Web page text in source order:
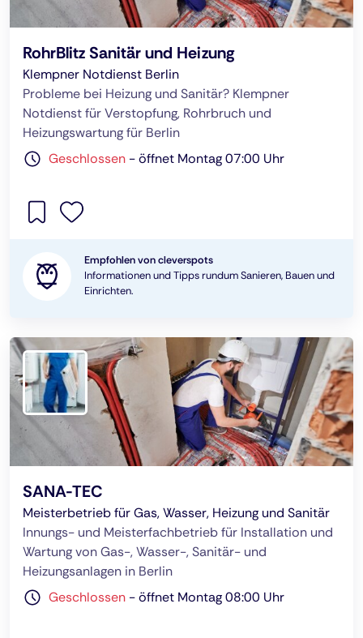
RohrBlitz Sanitär und Heizung
Klempner Notdienst Berlin
Probleme bei Heizung und Sanitär? Klempner
Notdienst für Verstopfung, Rohrbruch und
Heizungswartung für Berlin
Geschlossen -öffnet Montag 07:00 Uhr
Empfohlen von cleverspots
Informationen und Tipps rundum Sanieren, Bauen und
Einrichten.
SANA-TEC
Meisterbetrieb für Gas, Wasser, Heizung und Sanitär
Innungs- und Meisterfachbetrieb für Installation und
Wartung von Gas-, Wasser-, Sanitär- und
Heizungsanlagen in Berlin
Geschlossen -öffnet Montag 08:00 Uhr